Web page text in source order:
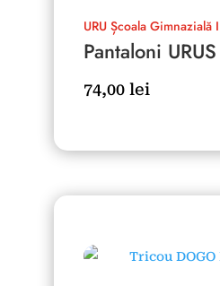
URU Școala Gimnazială
Pantaloni URUS
74,00 lei